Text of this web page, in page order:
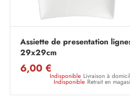
Assiette de presentation
29x29cm
6,00 €
Indisponible Livraison à
Indisponible Retrait en